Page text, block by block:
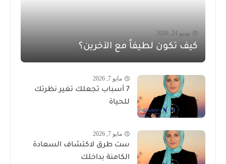
يونيو 24, 2026
كيف تكون لطيفاً مع الآخرين؟
مايو 7, 2026
7 أسباب تجعلك تغير نظرتك
للحياة
مايو 7, 2026
ست طرق لاكتشاف السعادة
الكامنة بداخلك